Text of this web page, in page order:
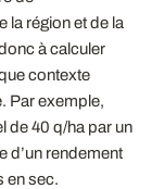
la région et de la
à calculer
contexte
Par exemple,
de 40 q/ha par un
d’un rendement
en sec.